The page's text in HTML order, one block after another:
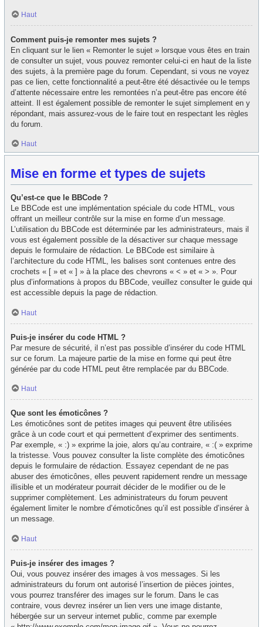
Haut
Comment puis-je remonter mes sujets ?
En cliquant sur le lien « Remonter le sujet » lorsque vous êtes en train
de consulter un sujet, vous pouvez remonter celui-ci en haut de la liste
des sujets, à la première page du forum. Cependant, si vous ne voyez
pas ce lien, cette fonctionnalité a peut-être été désactivée ou le temps
d’attente nécessaire entre les remontées n’a peut-être pas encore été
atteint. Il est également possible de remonter le sujet simplement en y
répondant, mais assurez-vous de le faire tout en respectant les règles
du forum.
Haut
Mise en forme et types de sujets
Qu’est-ce que le BBCode ?
Le BBCode est une implémentation spéciale du code HTML, vous
offrant un meilleur contrôle sur la mise en forme d’un message.
L’utilisation du BBCode est déterminée par les administrateurs, mais il
vous est également possible de la désactiver sur chaque message
depuis le formulaire de rédaction. Le BBCode est similaire à
l’architecture du code HTML, les balises sont contenues entre des
crochets « [ » et « ] » à la place des chevrons « < » et « > ». Pour
plus d’informations à propos du BBCode, veuillez consulter le guide qui
est accessible depuis la page de rédaction.
Haut
Puis-je insérer du code HTML ?
Par mesure de sécurité, il n’est pas possible d’insérer du code HTML
sur ce forum. La majeure partie de la mise en forme qui peut être
générée par du code HTML peut être remplacée par du BBCode.
Haut
Que sont les émoticônes ?
Les émoticônes sont de petites images qui peuvent être utilisées
grâce à un code court et qui permettent d’exprimer des sentiments.
Par exemple, « :) » exprime la joie, alors qu’au contraire, « :( » exprime
la tristesse. Vous pouvez consulter la liste complète des émoticônes
depuis le formulaire de rédaction. Essayez cependant de ne pas
abuser des émoticônes, elles peuvent rapidement rendre un message
illisible et un modérateur pourrait décider de le modifier ou de le
supprimer complètement. Les administrateurs du forum peuvent
également limiter le nombre d’émoticônes qu’il est possible d’insérer à
un message.
Haut
Puis-je insérer des images ?
Oui, vous pouvez insérer des images à vos messages. Si les
administrateurs du forum ont autorisé l’insertion de pièces jointes,
vous pourrez transférer des images sur le forum. Dans le cas
contraire, vous devrez insérer un lien vers une image distante,
hébergée sur un serveur internet public, comme par exemple